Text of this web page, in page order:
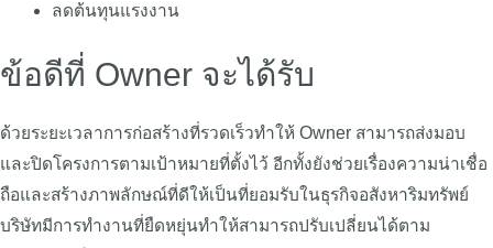
ลดต้นทุนแรงงาน
ข้อดีที่ Owner จะได้รับ
ด้วยระยะเวลาการก่อสร้างที่รวดเร็วทำให้ Owner สามารถส่งมอบ
และปิดโครงการตามเป้าหมายที่ตั้งไว้ อีกทั้งยังช่วยเรื่องความน่าเชื่อ
ถือและสร้างภาพลักษณ์ที่ดีให้เป็นที่ยอมรับในธุรกิจอสังหาริมทรัพย์
บริษัทมีการทำงานที่ยืดหยุ่นทำให้สามารถปรับเปลี่ยนได้ตาม